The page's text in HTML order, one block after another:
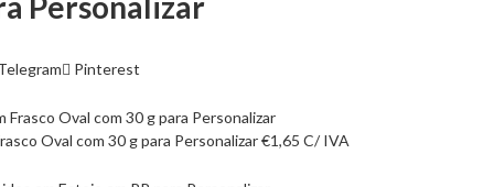
Pinterest
Oval com 30 g para Personalizar€1,65 C/ IVA